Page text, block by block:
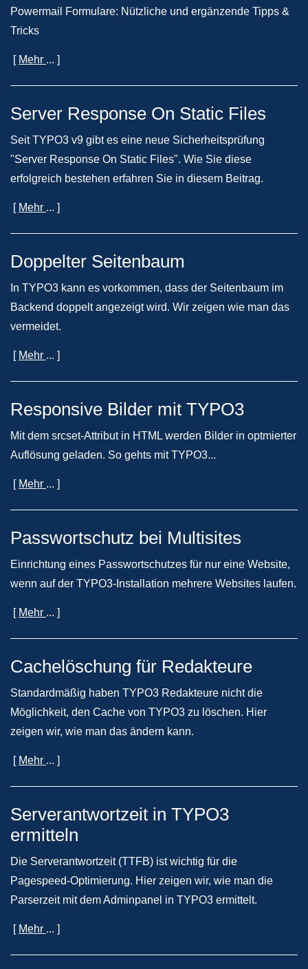
Powermail Formulare: Nützliche und ergänzende Tipps &
Tricks
[ Mehr ... ]
Server Response On Static Files
Seit TYPO3 v9 gibt es eine neue Sicherheitsprüfung
"Server Response On Static Files". Wie Sie diese
erfolgreich bestehen erfahren Sie in diesem Beitrag.
[ Mehr ... ]
Doppelter Seitenbaum
In TYPO3 kann es vorkommen, dass der Seitenbaum im
Backend doppelt angezeigt wird. Wir zeigen wie man das
vermeidet.
[ Mehr ... ]
Responsive Bilder mit TYPO3
Mit dem srcset-Attribut in HTML werden Bilder in optmierter
Auflösung geladen. So gehts mit TYPO3...
[ Mehr ... ]
Passwortschutz bei Multisites
Einrichtung eines Passwortschutzes für nur eine Website,
wenn auf der TYPO3-Installation mehrere Websites laufen.
[ Mehr ... ]
Cachelöschung für Redakteure
Standardmäßig haben TYPO3 Redakteure nicht die
Möglichkeit, den Cache von TYPO3 zu löschen. Hier
zeigen wir, wie man das ändern kann.
[ Mehr ... ]
Serverantwortzeit in TYPO3
ermitteln
Die Serverantwortzeit (TTFB) ist wichtig für die
Pagespeed-Optimierung. Hier zeigen wir, wie man die
Parserzeit mit dem Adminpanel in TYPO3 ermittelt.
[ Mehr ... ]